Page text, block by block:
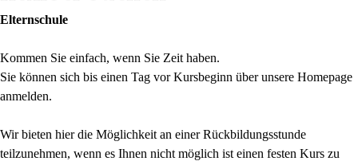
Elternschule
Kommen Sie einfach, wenn Sie Zeit haben.
Sie können sich bis einen Tag vor Kursbeginn über unsere Homepage
anmelden.
Wir bieten hier die Möglichkeit an einer Rückbildungsstunde
teilzunehmen, wenn es Ihnen nicht möglich ist einen festen Kurs zu